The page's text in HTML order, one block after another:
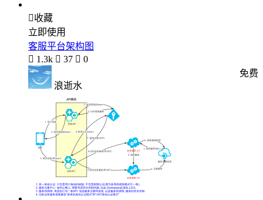
收藏
立即使用
客服平台架构图
 1.3k  37  0
浪逝水
免费